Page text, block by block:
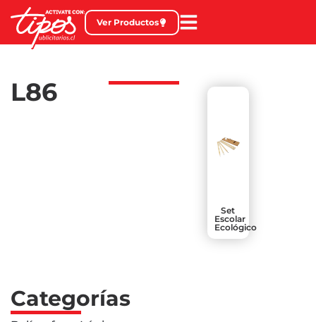
Ver Productos
L86
Set
Escolar
Ecológico
Categorías